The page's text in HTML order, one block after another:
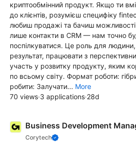
криптообмінний продукт. Якщо ти
до клієнтів, розумієш специфіку
любиш продажі та бачиш можливості
лише контакти в CRM — нам точно
поспілкуватися. Це роль для
результат, працювати з
участь у розвитку продукту, яким
по всьому світу. Формат роботи:
робити: Залучати... More
70 views·3 applications·28d
Business Development
Corytech